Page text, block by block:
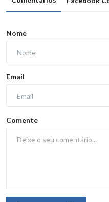
Nome
Email
Comente